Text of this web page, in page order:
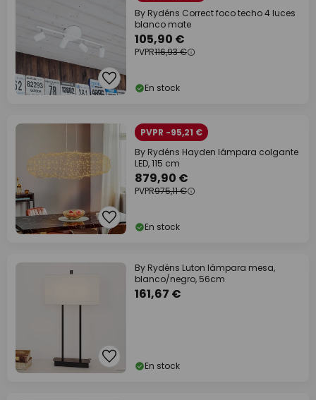
By Rydéns Correct foco techo 4 luces
blanco mate
105,90 €
PVPR116,93 €
En stock
PVPR -95,21 €
By Rydéns Hayden lámpara colgante
LED, 115 cm
879,90 €
PVPR975,11 €
En stock
By Rydéns Luton lámpara mesa,
blanco/negro, 56cm
161,67 €
En stock